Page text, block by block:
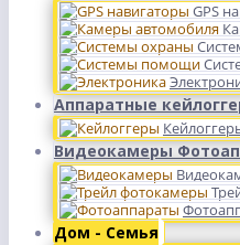
GPS
Аппаратные
Видеокамеры
Дом - Семья